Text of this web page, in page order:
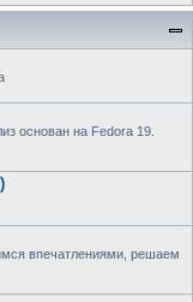
основан на Fedora 19.
впечатлениями, решаем